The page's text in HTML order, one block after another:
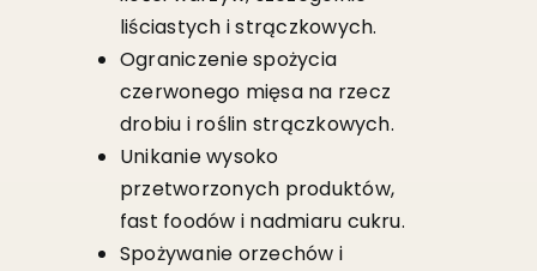
liściastych i strączkowych.
Ograniczenie spożycia
czerwonego mięsa na rzecz
drobiu i roślin strączkowych.
Unikanie wysoko
przetworzonych produktów,
fast foodów i nadmiaru cukru.
Spożywanie orzechów i